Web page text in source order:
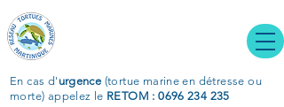
En cas d' urgence (tortue marine en détresse ou
morte) appelez le RETOM : 0696 234 235